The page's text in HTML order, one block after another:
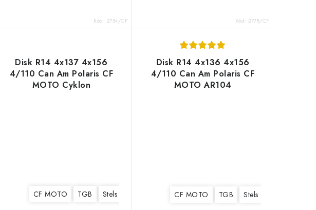
Kód: 2754/CF Kód: 2778/CF
Suzuki Kawasaki Linhai Polaris
Disk R14 4x137 4x156
4/110 Can Am Polaris CF
MOTO Cyklon
CF MOTO TGB Stels Suzuki Kawasaki Linhai
Disk R14 4x136 4x156
4/110 Can Am Polaris CF
MOTO AR104
CF MOTO TGB Stels